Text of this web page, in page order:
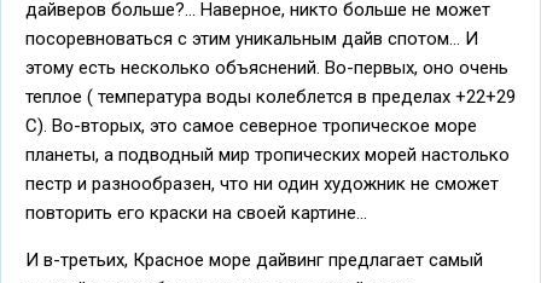
дайверов больше?... Наверное, никто больше не может
посоревноваться с этим уникальным дайв спотом... И
этому есть несколько объяснений. Во-первых, оно очень
теплое ( температура воды колеблется в пределах +22+29
С). Во-вторых, это самое северное тропическое море
планеты, а подводный мир тропических морей настолько
пестр и разнообразен, что ни один художник не сможет
повторить его краски на своей картине...
И в-третьих, Красное море дайвинг предлагает самый